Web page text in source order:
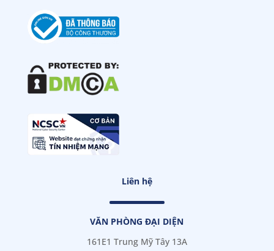
Liên hệ
VĂN PHÒNG ĐẠI DIỆN
161E1 Trung Mỹ Tây 13A